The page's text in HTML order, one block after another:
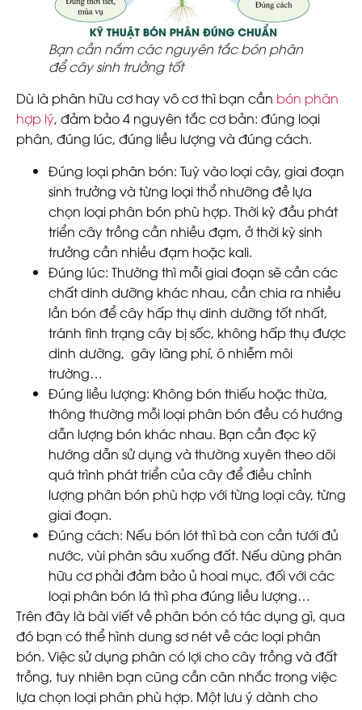
Bạn cần nắm các nguyên tắc bón phân
để cây sinh trưởng tốt
Dù là phân hữu cơ hay vô cơ thì bạn cần bón phân
hợp lý, đảm bảo 4 nguyên tắc cơ bản: đúng loại
phân, đúng lúc, đúng liều lượng và đúng cách.
Đúng loại phân bón: Tuỳ vào loại cây, giai đoạn
sinh trưởng và từng loại thổ nhưỡng đề lựa
chọn loại phân bón phù hợp. Thời kỳ đầu phát
triển cây trồng cần nhiều đạm, ở thời kỳ sinh
trưởng cần nhiều đạm hoặc kali.
Đúng lúc: Thường thì mỗi giai đoạn sẽ cần các
chất dinh dưỡng khác nhau, cần chia ra nhiều
lần bón để cây hấp thụ dinh dưỡng tốt nhất,
tránh tình trạng cây bị sốc, không hấp thụ được
dinh dưỡng, gây lãng phí, ô nhiễm môi
trường…
Đúng liều lượng: Không bón thiếu hoặc thừa,
thông thường mỗi loại phân bón đều có hướng
dẫn lượng bón khác nhau. Bạn cần đọc kỹ
hướng dẫn sử dụng và thường xuyên theo dõi
quá trình phát triển của cây để điều chỉnh
lượng phân bón phù hợp với từng loại cây, từng
giai đoạn.
Đúng cách: Nếu bón lót thì bà con cần tưới đủ
nước, vùi phân sâu xuống đất. Nếu dùng phân
hữu cơ phải đảm bảo ủ hoai mục, đối với các
loại phân bón lá thì pha đúng liều lượng…
Trên đây là bài viết về phân bón có tác dụng gì, qua
đó bạn có thể hình dung sơ nét về các loại phân
bón. Việc sử dụng phân có lợi cho cây trồng và đất
trồng, tuy nhiên bạn cũng cần cân nhắc trong việc
lựa chọn loại phân phù hợp. Một lưu ý dành cho